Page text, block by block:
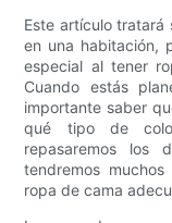
Este artículo tratará
en una habitación,
especial al tener
Cuando estás
importante saber
qué tipo de
repasaremos los
tendremos
ropa de cama